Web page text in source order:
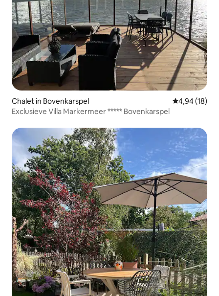
Chalet in Bovenkarspel Gemiddelde
4,94 (18)
Exclusieve Villa Markermeer ***** Bovenkarspel